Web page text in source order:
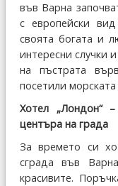
във Варна
с европейски
своята богата и
интересни случки
на пъстрата
посетили
Хотел „Лондон“
центъра на града
За времето си
сграда във
красивите.